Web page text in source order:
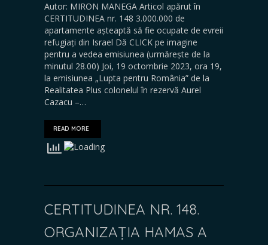
Autor: MIRON MANEGA Articol apărut în
CERTITUDINEA nr. 148 3.000.000 de
apartamente așteaptă să fie ocupate de evreii
refugiați din Israel Dă CLICK pe imagine
pentru a vedea emisiunea (urmărește de la
minutul 28.00) Joi, 19 octombrie 2023, ora 19,
la emisiunea „Lupta pentru România” de la
Realitatea Plus colonelul în rezervă Aurel
Cazacu –…
READ MORE
CERTITUDINEA NR. 148.
ORGANIZAȚIA HAMAS A